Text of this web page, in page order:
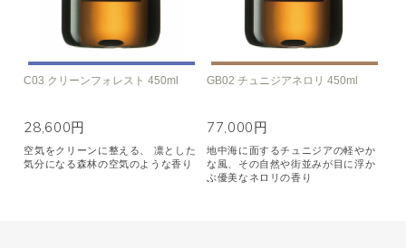
C03 クリーンフォレスト 450ml
28,600円
空気をクリーンに整える、 凛とした
気分になる森林の空気のような香り
GB02 チュニジアネロリ 450ml
77,000円
地中海に面するチュニジアの軽やか
な風、その自然や街並みが目に浮か
ぶ優美なネロリの香り